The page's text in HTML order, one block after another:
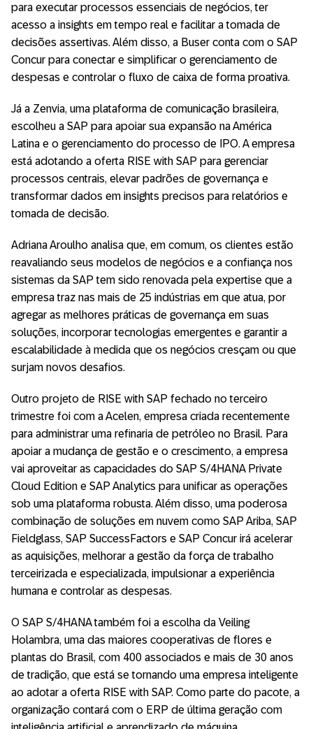
para executar processos essenciais de negócios, ter
acesso a insights em tempo real e facilitar a tomada de
decisões assertivas. Além disso, a Buser conta com o SAP
Concur para conectar e simplificar o gerenciamento de
despesas e controlar o fluxo de caixa de forma proativa.
Já a Zenvia, uma plataforma de comunicação brasileira,
escolheu a SAP para apoiar sua expansão na América
Latina e o gerenciamento do processo de IPO. A empresa
está adotando a oferta RISE with SAP para gerenciar
processos centrais, elevar padrões de governança e
transformar dados em insights precisos para relatórios e
tomada de decisão.
Adriana Aroulho analisa que, em comum, os clientes estão
reavaliando seus modelos de negócios e a confiança nos
sistemas da SAP tem sido renovada pela expertise que a
empresa traz nas mais de 25 indústrias em que atua, por
agregar as melhores práticas de governança em suas
soluções, incorporar tecnologias emergentes e garantir a
escalabilidade à medida que os negócios cresçam ou que
surjam novos desafios.
Outro projeto de RISE with SAP fechado no terceiro
trimestre foi com a Acelen, empresa criada recentemente
para administrar uma refinaria de petróleo no Brasil. Para
apoiar a mudança de gestão e o crescimento, a empresa
vai aproveitar as capacidades do SAP S/4HANA Private
Cloud Edition e SAP Analytics para unificar as operações
sob uma plataforma robusta. Além disso, uma poderosa
combinação de soluções em nuvem como SAP Ariba, SAP
Fieldglass, SAP SuccessFactors e SAP Concur irá acelerar
as aquisições, melhorar a gestão da força de trabalho
terceirizada e especializada, impulsionar a experiência
humana e controlar as despesas.
O SAP S/4HANA também foi a escolha da Veiling
Holambra, uma das maiores cooperativas de flores e
plantas do Brasil, com 400 associados e mais de 30 anos
de tradição, que está se tornando uma empresa inteligente
ao adotar a oferta RISE with SAP. Como parte do pacote, a
organização contará com o ERP de última geração com